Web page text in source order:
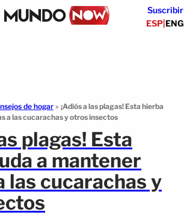
Suscribir
ESP|ENG
de hogar » ¡Adiós a las plagas! Esta hierba
a las cucarachas y otros insectos
plagas! Esta
a mantener
las cucarachas y